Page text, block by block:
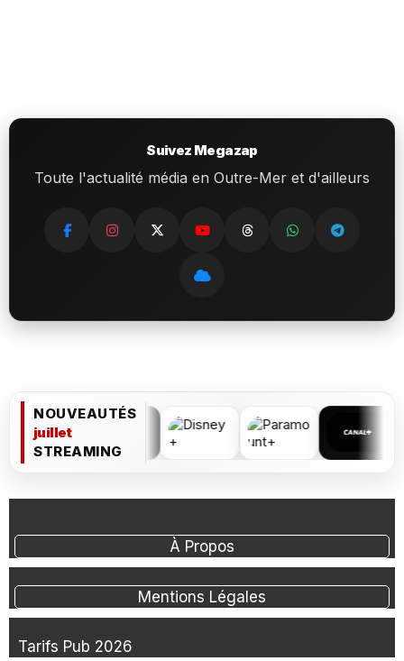
Suivez Megazap
Toute l'actualité média en Outre-Mer et d'ailleurs
NOUVEAUTÉS
juillet
STREAMING
À Propos
Mentions Légales
Tarifs Pub 2026